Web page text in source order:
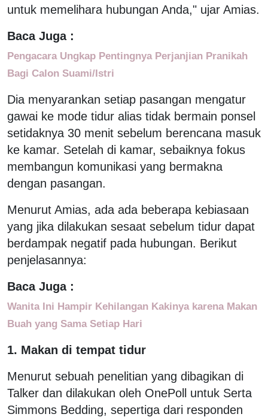
untuk memelihara hubungan Anda," ujar Amias.
Baca Juga :
Pengacara Ungkap Pentingnya Perjanjian Pranikah
Bagi Calon Suami/Istri
Dia menyarankan setiap pasangan mengatur
gawai ke mode tidur alias tidak bermain ponsel
setidaknya 30 menit sebelum berencana masuk
ke kamar. Setelah di kamar, sebaiknya fokus
membangun komunikasi yang bermakna
dengan pasangan.
Menurut Amias, ada ada beberapa kebiasaan
yang jika dilakukan sesaat sebelum tidur dapat
berdampak negatif pada hubungan. Berikut
penjelasannya:
Baca Juga :
Wanita Ini Hampir Kehilangan Kakinya karena Makan
Buah yang Sama Setiap Hari
1. Makan di tempat tidur
Menurut sebuah penelitian yang dibagikan di
Talker dan dilakukan oleh OnePoll untuk Serta
Simmons Bedding, sepertiga dari responden